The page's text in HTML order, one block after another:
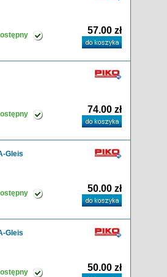
57.00 zł
74.00 zł
Gleis
50.00 zł
Gleis
50.00 zł